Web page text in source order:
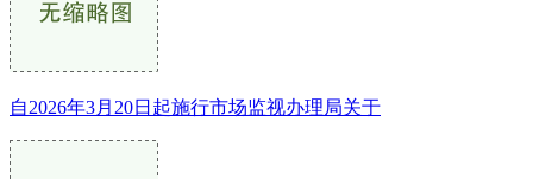
自2026年3月20日起施行市场监视办理局关于